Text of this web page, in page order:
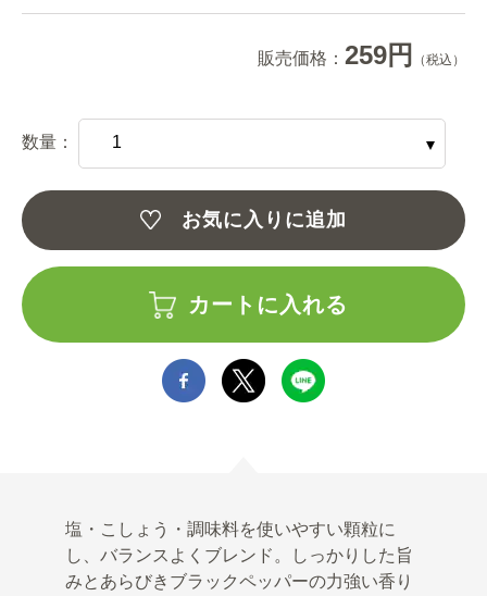
販売価格： 259円 （税込）
数量：
お気に入りに追加
カートに入れる
塩・こしょう・調味料を使いやすい顆粒に
し、バランスよくブレンド。しっかりした旨
みとあらびきブラックペッパーの力強い香り